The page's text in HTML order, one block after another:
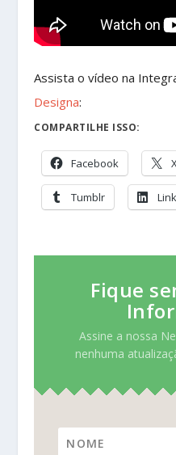
Assista o vídeo na
Designa:
COMPARTILHE ISSO:
Facebook
Tumblr
Fique
Assine a nossa
nenhuma